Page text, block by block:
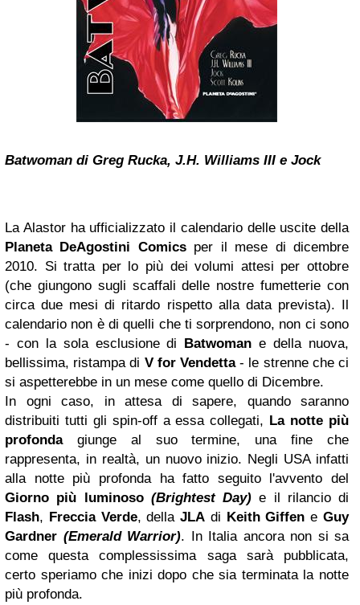
Batwoman di Greg Rucka, J.H. Williams III e Jock
La Alastor ha ufficializzato il calendario delle uscite della
Planeta DeAgostini Comicsper il mese di dicembre
2010. Si tratta per lo più dei volumi attesi per ottobre
(che giungono sugli scaffali delle nostre fumetterie con
circa due mesi di ritardo rispetto alla data prevista). Il
calendario non è di quelli che ti sorprendono, non ci sono
- con la sola esclusione di Batwoman e della nuova,
bellissima, ristampa di V for Vendetta- le strenne che ci
si aspetterebbe in un mese come quello di Dicembre.
In ogni caso, in attesa di sapere, quando saranno
distribuiti tutti gli spin-off a essa collegati, La notte più
profondagiunge al suo termine, una fine che
rappresenta, in realtà, un nuovo inizio. Negli USA infatti
alla notte più profonda ha fatto seguito l'avvento del
Giorno più luminoso(Brightest Day) e il rilancio di
Flash, Freccia Verde, dellaJLA di Keith Giffen eGuy
Gardner (Emerald Warrior). In Italia ancora non si sa
come questa complessissima saga sarà pubblicata,
certo speriamo che inizi dopo che sia terminata la notte
più profonda.